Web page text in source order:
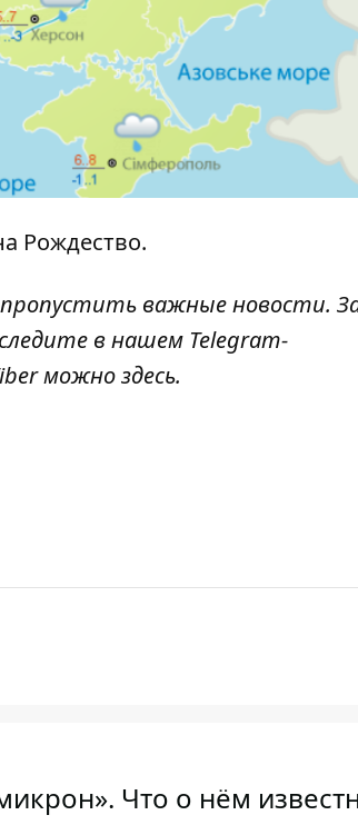
Рождество.
важные новости.
в нашем Telegram-
можноздесь.
Что о нём